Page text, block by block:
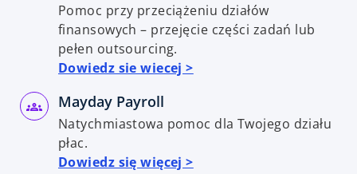
Pomoc przy przeciążeniu działów
finansowych – przejęcie części zadań lub
pełen outsourcing.
Dowiedz sie wiecej >
Mayday Payroll
Natychmiastowa pomoc dla Twojego działu
płac.
Dowiedz się więcej >